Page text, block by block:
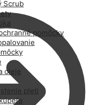
Scrub
pomôcky
oleje
pleti